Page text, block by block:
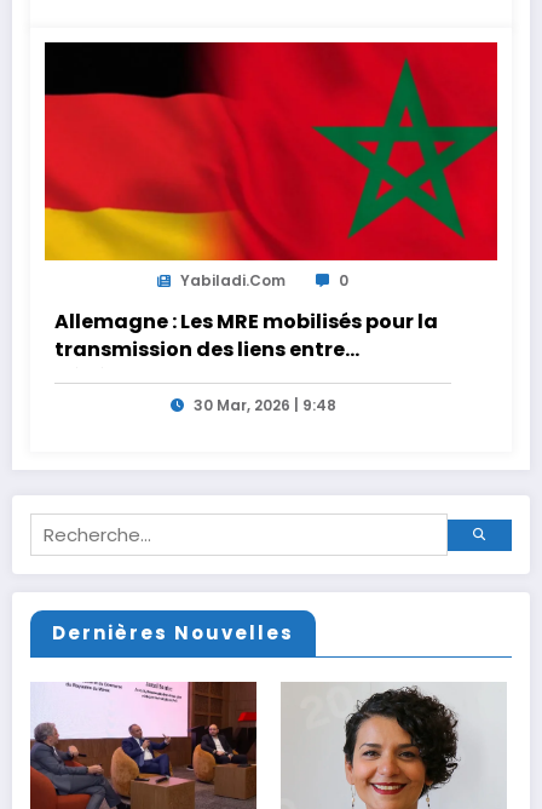
Yabiladi.com 0
Allemagne : Les MRE mobilisés pour la
transmission des liens entre
générations
30 Mar, 2026 | 9:48
Dernières Nouvelles